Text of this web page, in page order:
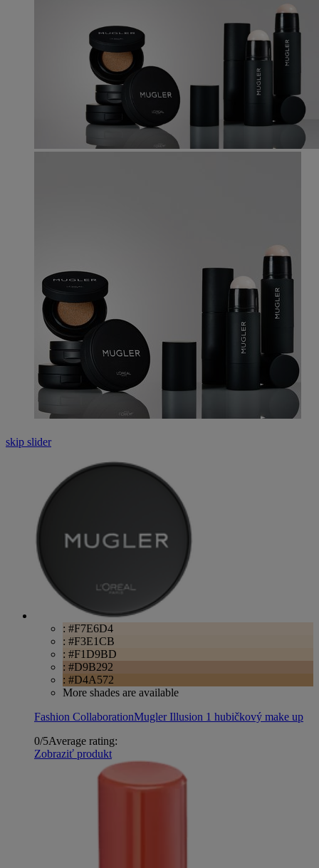
skip slider
: #F7E6D4
: #F3E1CB
: #F1D9BD
: #D9B292
: #D4A572
More shades are available
Fashion CollaborationMugler Illusion 1 hubičkový make up
0/5Average rating:
Zobraziť produkt